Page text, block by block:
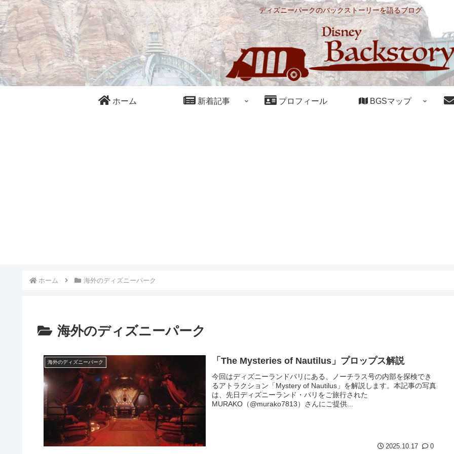
ディズニーパークのバックストーリーを語るブログ
ホーム 新着記事 プロフィール BGSマップ
ホーム 海外のディズニーパーク
海外のディズニーパーク
海外のディズニーパーク 「The Mysteries of Nautilus」プロップス解説
今回はディズニーランドパリにある、ノーチラス号の内部を探検でき
るアトラクション「Mystery of Nautilus」を解説します。本記事の写真
は、先日ディズニーランド・パリをご旅行された
MURAKO（@murako7813）さんにご提供...
2025.10.17 0